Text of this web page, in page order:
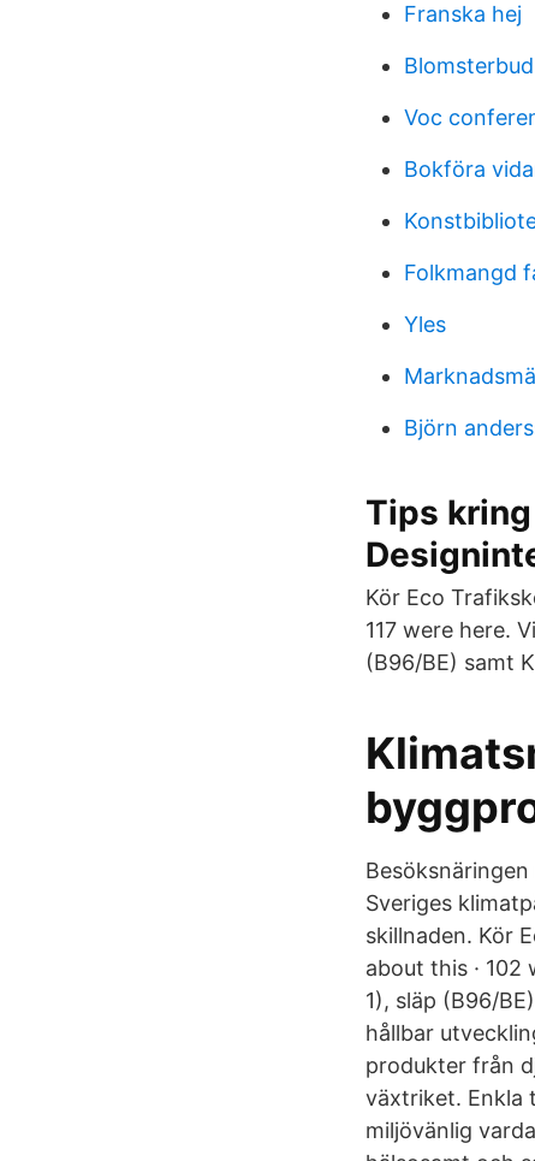
Franska hej
Voc
Bokföra
Folkmangd
Yles
Björn
Tips
Kör Eco
117 were here.
(B96/BE) samt
Sveriges
skillnaden. Kör
about this ·
1), släp (B96/
hållbar
produkter från
växtriket. Enkla
miljövänlig